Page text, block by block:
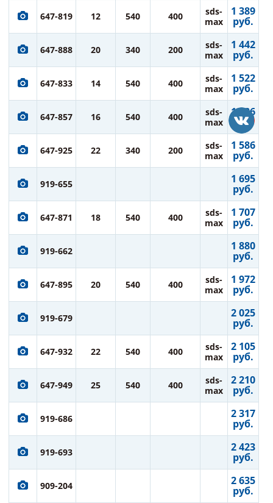
647-819 12 540 400
sds-
max
1 389
руб.
647-888 20 340 200
sds-
max
1 442
руб.
647-833 14 540 400
sds-
max
1 522
руб.
647-857 16 540 400
sds-
max
1 586
руб.
647-925 22 340 200
sds-
max
1 586
руб.
919-655 1 695
руб.
647-871 18 540 400
sds-
max
1 707
руб.
919-662 1 880
руб.
647-895 20 540 400
sds-
max
1 972
руб.
919-679 2 025
руб.
647-932 22 540 400
sds-
max
2 105
руб.
647-949 25 540 400
sds-
max
2 210
руб.
919-686 2 317
руб.
919-693 2 423
руб.
909-204 2 635
руб.